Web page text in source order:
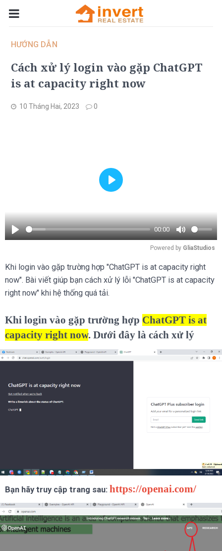
HƯỚNG DẪN
Cách xử lý login vào gặp ChatGPT
is at capacity right now
10 Tháng Hai, 2023 0
Play
00:00
Mute
Play
Powered by GliaStudios
Khi login vào gặp trường hợp "ChatGPT is at capacity right
now". Bài viết giúp bạn cách xử lý lỗi "ChatGPT is at capacity
right now" khi hệ thống quá tải.
Khi login vào gặp trường hợp ChatGPT is at
capacity right now. Dưới đây là cách xử lý
Bạn hãy truy cập trang sau: https://openai.com/